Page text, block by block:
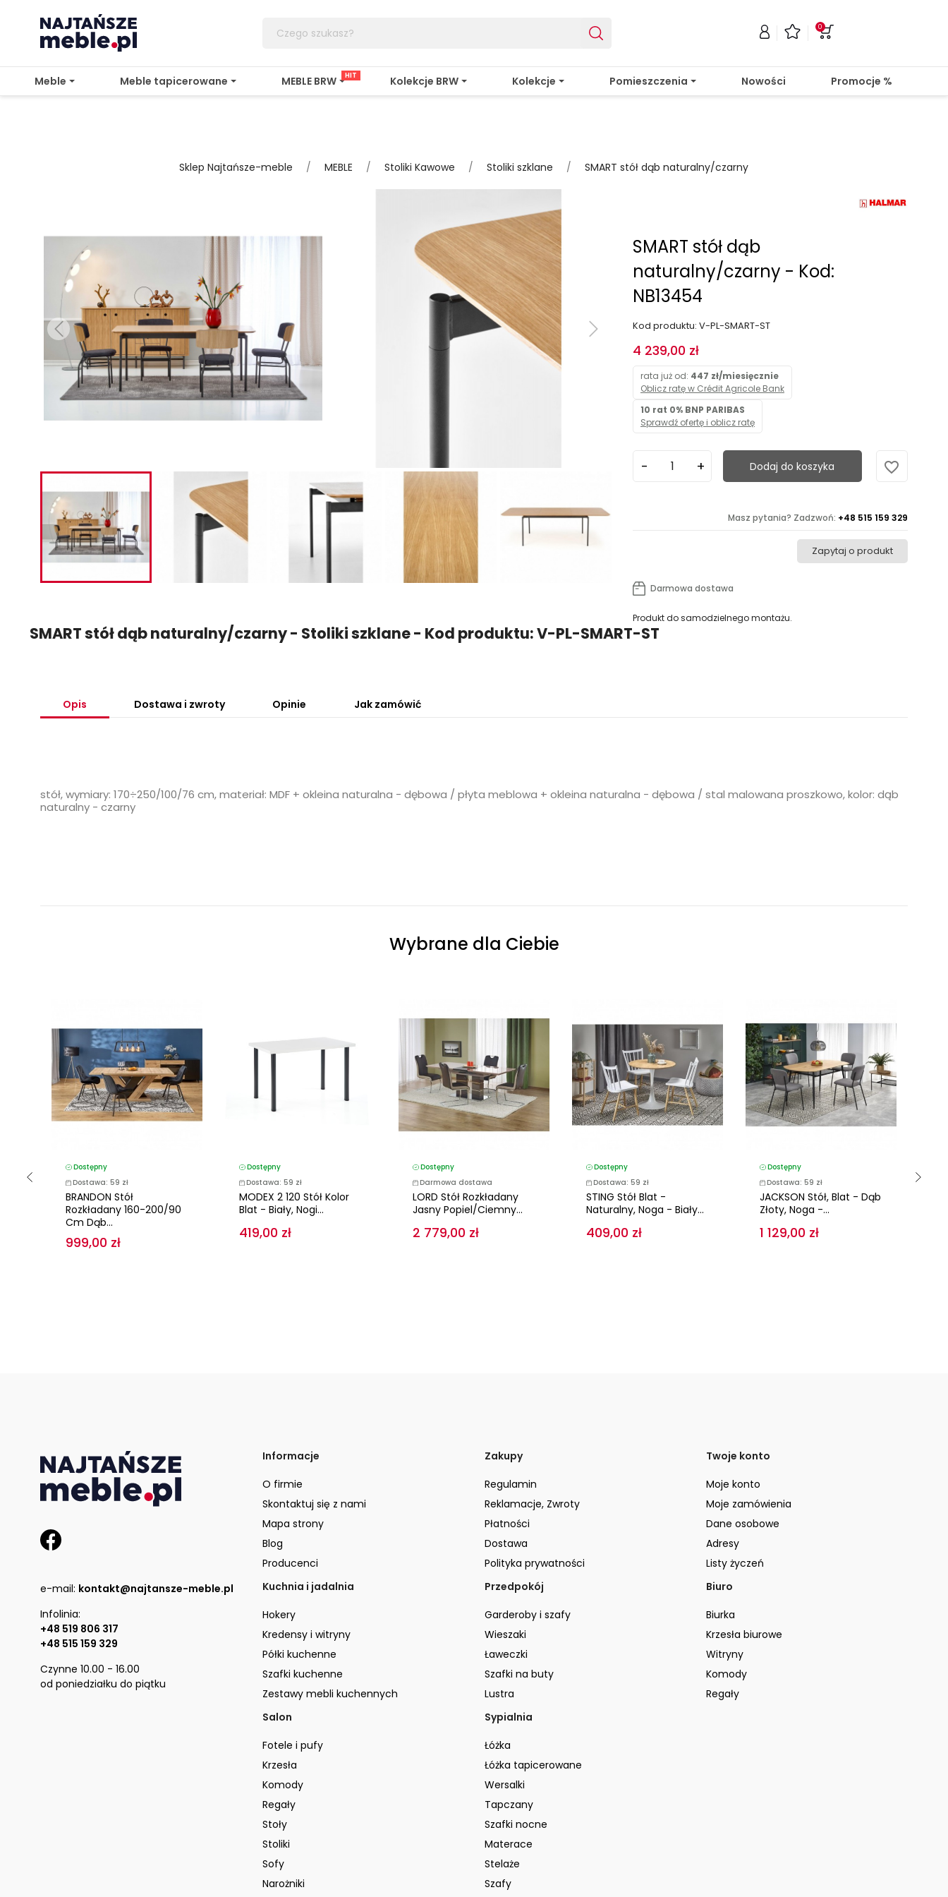
0
Meble Meble tapicerowane MEBLE BRW HIT Kolekcje BRW Kolekcje Pomieszczenia Nowości Promocje %
Sklep Najtańsze-meble MEBLE Stoliki Kawowe Stoliki szklane SMART stół dąb naturalny/czarny
SMART stół dąb
naturalny/czarny - Kod:
NB13454
Kod produktu: V-PL-SMART-ST
4 239,00 zł
rata już od: 447 zł/miesięcznie
Oblicz ratę w Crédit Agricole Bank
10 rat 0% BNP PARIBAS
Sprawdź ofertę i oblicz ratę
Dodaj do koszyka favorite_border
Masz pytania? Zadzwoń: +48 515 159 329
Zapytaj o produkt
Darmowa dostawa
Produkt do samodzielnego montażu.
SMART stół dąb naturalny/czarny - Stoliki szklane - Kod produktu: V-PL-SMART-ST
Opis Dostawa i zwroty Opinie Jak zamówić
stół, wymiary: 170÷250/100/76 cm, materiał: MDF + okleina naturalna - dębowa / płyta meblowa + okleina naturalna - dębowa / stal malowana proszkowo, kolor: dąb
naturalny - czarny
Wybrane dla Ciebie
Dostępny
Dostawa: 59 zł
BRANDON Stół
Rozkładany 160-200/90
Cm Dąb...
999,00 zł
Dostępny
Dostawa: 59 zł
MODEX 2 120 Stół Kolor
Blat - Biały, Nogi...
419,00 zł
Dostępny
Darmowa dostawa
LORD Stół Rozkładany
Jasny Popiel/ciemny...
2 779,00 zł
Dostępny
Dostawa: 59 zł
STING Stół Blat -
Naturalny, Noga - Biały...
409,00 zł
Dostępny
Dostawa: 59 zł
JACKSON Stół, Blat - Dąb
Złoty, Noga -...
1 129,00 zł
e-mail: kontakt@najtansze-meble.pl
Infolinia:
+48 519 806 317
+48 515 159 329
Czynne 10.00 - 16.00
od poniedziałku do piątku
Informacje
O firmie
Skontaktuj się z nami
Mapa strony
Blog
Producenci
Zakupy
Regulamin
Reklamacje, Zwroty
Płatności
Dostawa
Polityka prywatności
Twoje konto
Moje konto
Moje zamówienia
Dane osobowe
Adresy
Listy życzeń
Kuchnia i jadalnia
Hokery
Kredensy i witryny
Półki kuchenne
Szafki kuchenne
Zestawy mebli kuchennych
Przedpokój
Garderoby i szafy
Wieszaki
Ławeczki
Szafki na buty
Lustra
Biuro
Biurka
Krzesła biurowe
Witryny
Komody
Regały
Salon
Fotele i pufy
Krzesła
Komody
Regały
Stoły
Stoliki
Sofy
Narożniki
Sypialnia
Łóżka
Łóżka tapicerowane
Wersalki
Tapczany
Szafki nocne
Materace
Stelaże
Szafy